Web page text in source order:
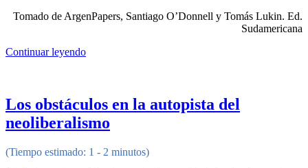
Tomado de ArgenPapers, Santiago O’Donnell y Tomás Lukin. Ed.
Sudamericana
Continuar leyendo
Los obstáculos en la autopista del
neoliberalismo
(Tiempo estimado: 1 - 2 minutos)